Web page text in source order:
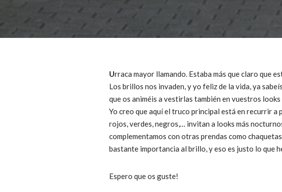
Urraca mayor llamando. Estaba más que claro que
Los brillos nos invaden, y yo feliz de la vida, ya
que os animéis a vestirlas también en vuestros
Yo creo que aquí el truco principal está en recurrir
rojos, verdes, negros,… invitan a looks más
complementamos con otras prendas como
bastante importancia al brillo, y eso es justo lo que
Espero que os guste!